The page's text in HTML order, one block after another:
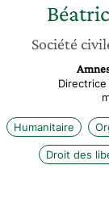
Société
Humanitaire
Droit des